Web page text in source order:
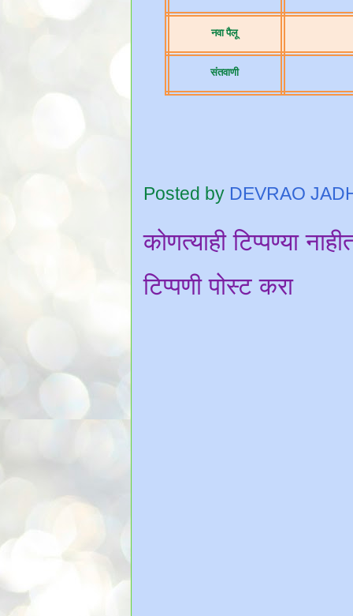
नवा पैलू
संतवाणी
Posted by DEVRAO
कोणत्याही टिप्पण्‍या
टिप्पणी पोस्ट करा